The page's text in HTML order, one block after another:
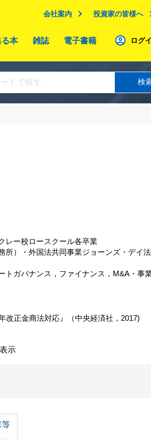
会社案内 投資家の皆様へ
る本 雑誌 電子書籍 ログ
検
レー校ロースクール各卒業
所）・外国法共同事業ジョーンズ・デイ
ガバナンス，ファイナンス，M&A・事
改正金商法対応』（中央経済社，2017)
示